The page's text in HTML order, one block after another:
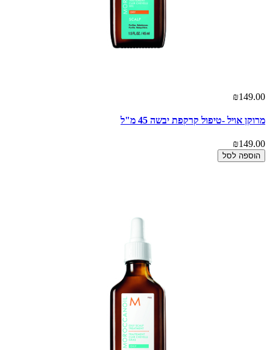
₪149.00
מרוקן אויל -טיפול קרקפת יבשה 45 מ"ל
₪149.00
הוספה לסל